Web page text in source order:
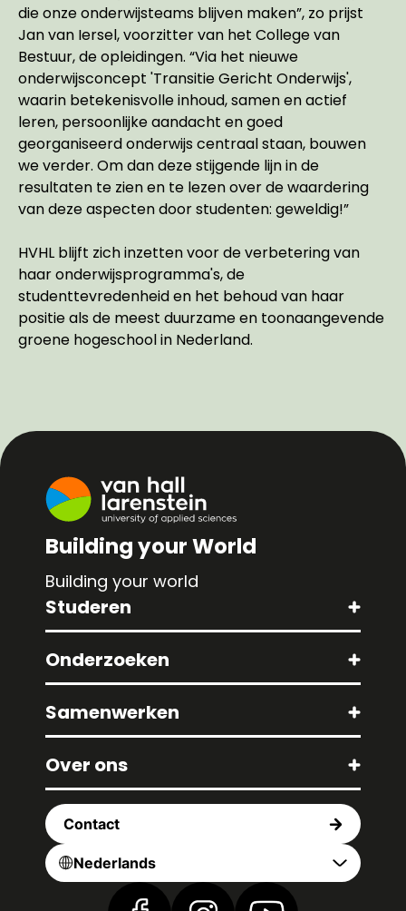
die onze onderwijsteams blijven maken”, zo prijst
Jan van Iersel, voorzitter van het College van
Bestuur, de opleidingen. “Via het nieuwe
onderwijsconcept 'Transitie Gericht Onderwijs',
waarin betekenisvolle inhoud, samen en actief
leren, persoonlijke aandacht en goed
georganiseerd onderwijs centraal staan, bouwen
we verder. Om dan deze stijgende lijn in de
resultaten te zien en te lezen over de waardering
van deze aspecten door studenten: geweldig!”
HVHL blijft zich inzetten voor de verbetering van
haar onderwijsprogramma's, de
studenttevredenheid en het behoud van haar
positie als de meest duurzame en toonaangevende
groene hogeschool in Nederland.
Building your World
Building your world
Studeren
Onderzoeken
Samenwerken
Over ons
Contact
Nederlands